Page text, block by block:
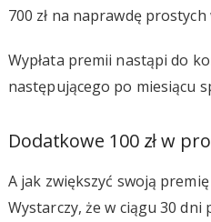
700 zł na naprawdę
Wypłata premii nastąpi do
następującego po miesiącu
Dodatkowe 100 zł w
A jak zwiększyć swoją premię
Wystarczy, że w ciągu 30 dni